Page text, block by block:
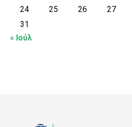
24
25 26 27
31
« Ιούλ